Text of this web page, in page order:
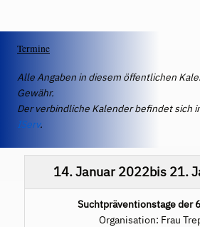
Termine
Alle Angaben in diesem öffentlichen
Gewähr.
Der verbindliche Kalender befindet sich
IServ.
14. Januar 2022bis 21.
Suchtpräventionstage der
Organisation: Frau